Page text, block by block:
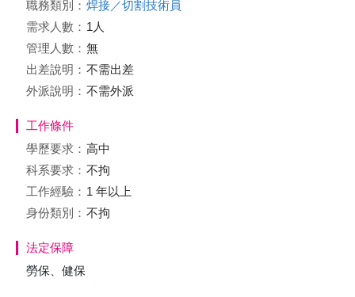
職務類別： 焊接／切割技術員
需求人數： 1人
管理人數： 無
出差說明： 不需出差
外派說明： 不需外派
工作條件
學歷要求： 高中
科系要求： 不拘
工作經驗： 1 年以上
身份類別： 不拘
法定保障
勞保、健保